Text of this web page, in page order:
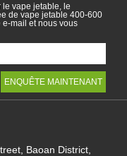
vape jetable, le
de vape jetable 400-600
mail et nous vous
Baoan District,